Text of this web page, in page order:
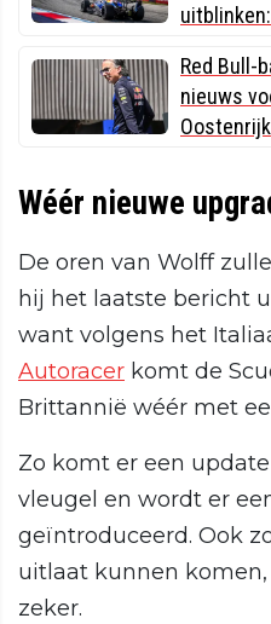
Red Bull-
nieuws
Oostenrijk
Wéér nieuwe
De oren van Wolff
hij het laatste bericht
want volgens het
Autoracer komt de
Brittannië wéér met
Zo komt er een
vleugel en wordt er
geïntroduceerd. Ook
uitlaat kunnen
zeker.